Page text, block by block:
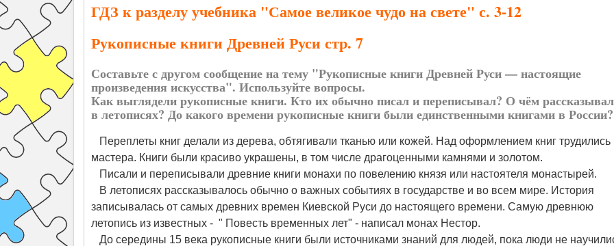
ГДЗ к разделу учебника "Самое великое чудо на свете" с. 3-12
Рукописные книги Древней Руси стр. 7
Составьте с другом сообщение на тему "Рукописные книги Древней Руси — настоящие
произведения искусства". Используйте вопросы.
Как выглядели рукописные книги. Кто их обычно писал и переписывал? О чём
в летописях? До какого времени рукописные книги были единственными книгами в России?
Переплеты книг делали из дерева, обтягивали тканью или кожей. Над оформлением книг трудились
мастера. Книги были красиво украшены, в том числе драгоценными камнями и золотом.
Писали и переписывали древние книги монахи по повелению князя или настоятеля монастырей.
В летописях рассказывалось обычно о важных событиях в государстве и во всем мире. История
записывалась от самых древних времен Киевской Руси до настоящего времени. Самую древнюю
летопись из известных - " Повесть временных лет" - написал монах Нестор.
До середины 15 века рукописные книги были источниками знаний для людей, пока люди не